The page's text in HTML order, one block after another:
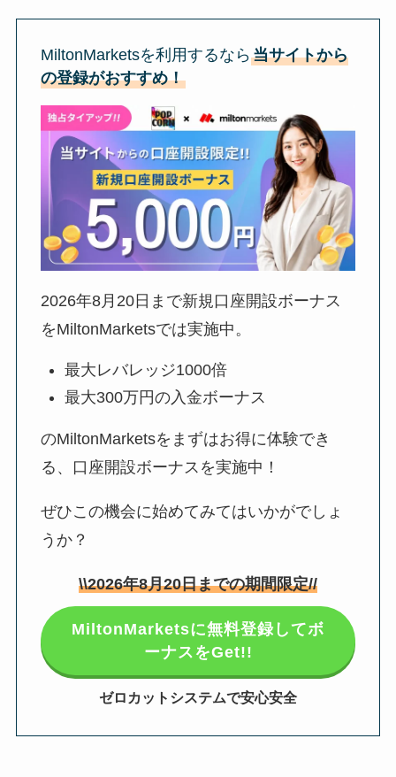
MiltonMarketsを利用するなら当サイトから
の登録がおすすめ！
2026年8月20日 まで新規口座開設ボーナス
をMiltonMarketsでは実施中。
最大レバレッジ1000倍
最大300万円の入金ボーナス
のMiltonMarketsをまずはお得に体験でき
る、口座開設ボーナスを実施中！
ぜひこの機会に始めてみてはいかがでしょ
うか？
\\2026年8月20日までの期間限定//
MiltonMarketsに無料登録してボ
ーナスをGet!!
ゼロカットシステムで安心安全